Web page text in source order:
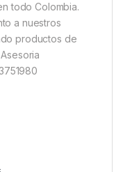
todo Colombia.
a nuestros
productos de